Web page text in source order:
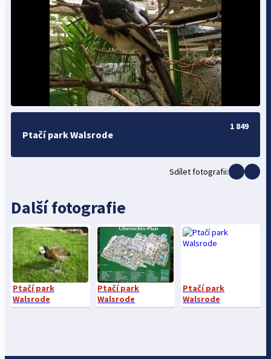
Ptačí park Walsrode
1 849
Sdílet fotografii:
Další fotografie
Ptačí park
Walsrode
Ptačí park
Walsrode
Ptačí park
Walsrode